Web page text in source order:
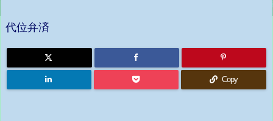
代位弁済
Copy